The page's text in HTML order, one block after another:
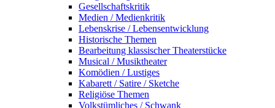
Gesellschaftskritik
Medien / Medienkritik
Lebenskrise / Lebensentwicklung
Historische Themen
Bearbeitung klassischer Theaterstücke
Musical / Musiktheater
Komödien / Lustiges
Kabarett / Satire / Sketche
Religiöse Themen
Volkstümliches / Schwank